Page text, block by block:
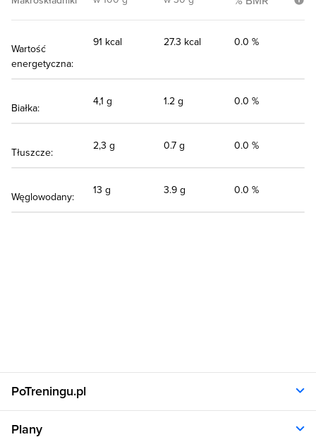
Wartość
energetyczna:
91 kcal 27.3 kcal 0.0 %
Białka:
4,1 g 1.2 g 0.0 %
Tłuszcze:
2,3 g 0.7 g 0.0 %
Węglowodany:
13 g 3.9 g 0.0 %
PoTreningu.pl
Plany